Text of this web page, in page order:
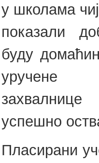
у школама
показали
буду
уручене
успешно
Пласирани